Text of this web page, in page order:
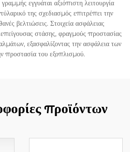
εγγυάται αξιόπιστη λειτουργία
της σχεδιασμός επιτρέπει την
βελτιώσεις. Στοιχεία ασφάλειας
στάσης, φραγμούς προστασίας
εξασφαλίζοντας την ασφάλεια των
προστασία του εξοπλισμού.
προϊόντων